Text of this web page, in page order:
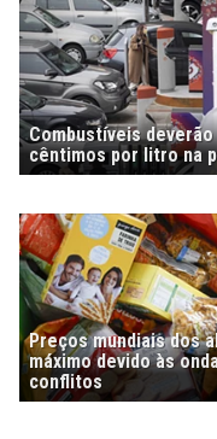
Combustíveis
cêntimos por litro na
Preços mundiais dos
máximo devido às
conflitos